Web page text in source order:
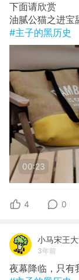
下面请欣赏
油腻公猫之进宝
#主子的黑历史
00:23
4 0
小马宋王
3年前
夜幕降临，只有